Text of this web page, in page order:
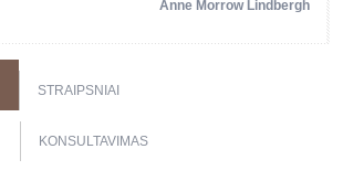
STRAIPSNIAI
KONSULTAVIMAS
Anne Morrow Lindbergh